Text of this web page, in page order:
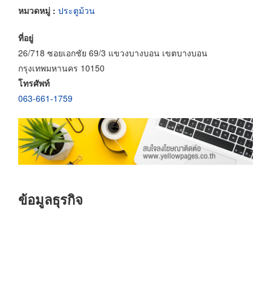
หมวดหมู่ : ประตูม้วน
ที่อยู่
26/718 ซอยเอกชัย 69/3 แขวงบางบอน เขตบางบอน
กรุงเทพมหานคร 10150
โทรศัพท์
063-661-1759
ข้อมูลธุรกิจ